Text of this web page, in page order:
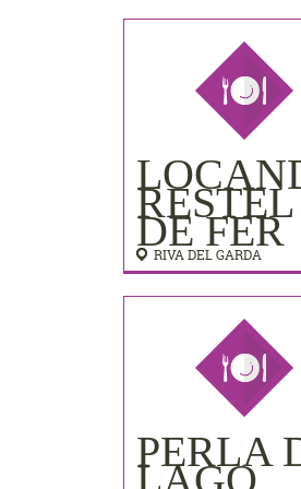
LIDO
PALACE)
RESTEL
DE FER
RIVA DEL GARDA
PERLA